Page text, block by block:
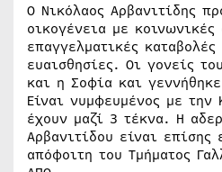
Ο Νικόλαος Αρβανιτίδης
οικογένεια με κοινωνικές
επαγγελματικές
ευαισθησίες. Οι γονείς
και η Σοφία και
Είναι νυμφευμένος με την
έχουν μαζί 3 τέκνα. Η
Αρβανιτίδου είναι επίσης
απόφοιτη του Τμήματος